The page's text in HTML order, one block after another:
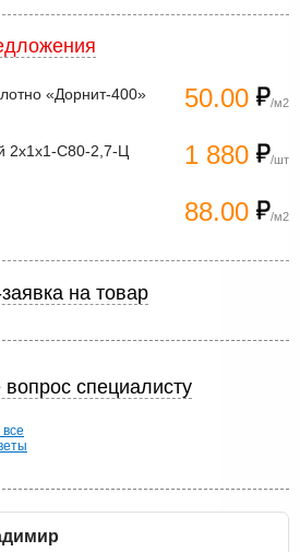
50.00 /м2
«Дорнит-400»
1 880 /шт
2х1х1-С80-2,7-Ц
88.00 /м2
на товар
специалисту